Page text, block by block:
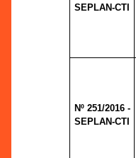
SEPLAN-CTI
Nº 251/2016 -
SEPLAN-CTI